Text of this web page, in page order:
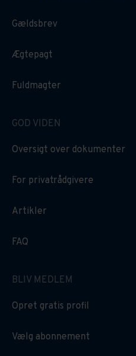
Gældsbrev
Ægtepagt
Fuldmagter
GOD VIDEN
Oversigt over dokumenter
For privatrådgivere
Artikler
FAQ
BLIV MEDLEM
Opret gratis profil
Vælg abonnement